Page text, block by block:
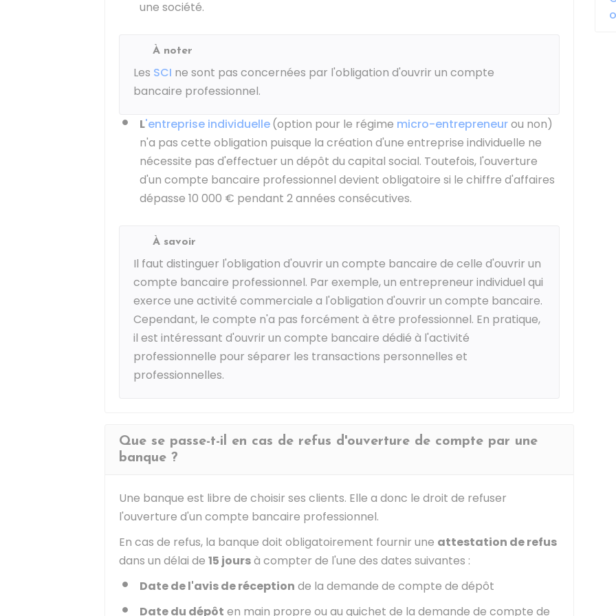
une société.
À noter
Les SCI ne sont pas concernées par l'obligation d'ouvrir un compte
bancaire professionnel.
L'entreprise individuelle(option pour le régime micro-entrepreneurou non)
n'a pas cette obligation puisque la création d'une entreprise individuelle ne
nécessite pas d'effectuer un dépôt du capital social. Toutefois, l'ouverture
d'un compte bancaire professionnel devient obligatoire si le chiffre d'affaires
dépasse 10 000 € pendant 2 années consécutives.
À savoir
Il faut distinguer l'obligation d'ouvrir un compte bancaire de celle d'ouvrir un
compte bancaire professionnel. Par exemple, un entrepreneur individuel qui
exerce une activité commerciale a l'obligation d'ouvrir un compte bancaire.
Cependant, le compte n'a pas forcément à être professionnel. En pratique,
il est intéressant d'ouvrir un compte bancaire dédié à l'activité
professionnelle pour séparer les transactions personnelles et
professionnelles.
Que se passe-t-il en cas de refus d'ouverture de compte par une
banque ?
Une banque est libre de choisir ses clients. Elle a donc le droit de refuser
l'ouverture d'un compte bancaire professionnel.
En cas de refus, la banque doit obligatoirement fournir une attestation de refus
dans un délai de 15 joursà compter de l'une des dates suivantes :
Date de l'avis de réception de la demande de compte de dépôt
Date du dépôt en main propre ou au guichet de la demande de compte de